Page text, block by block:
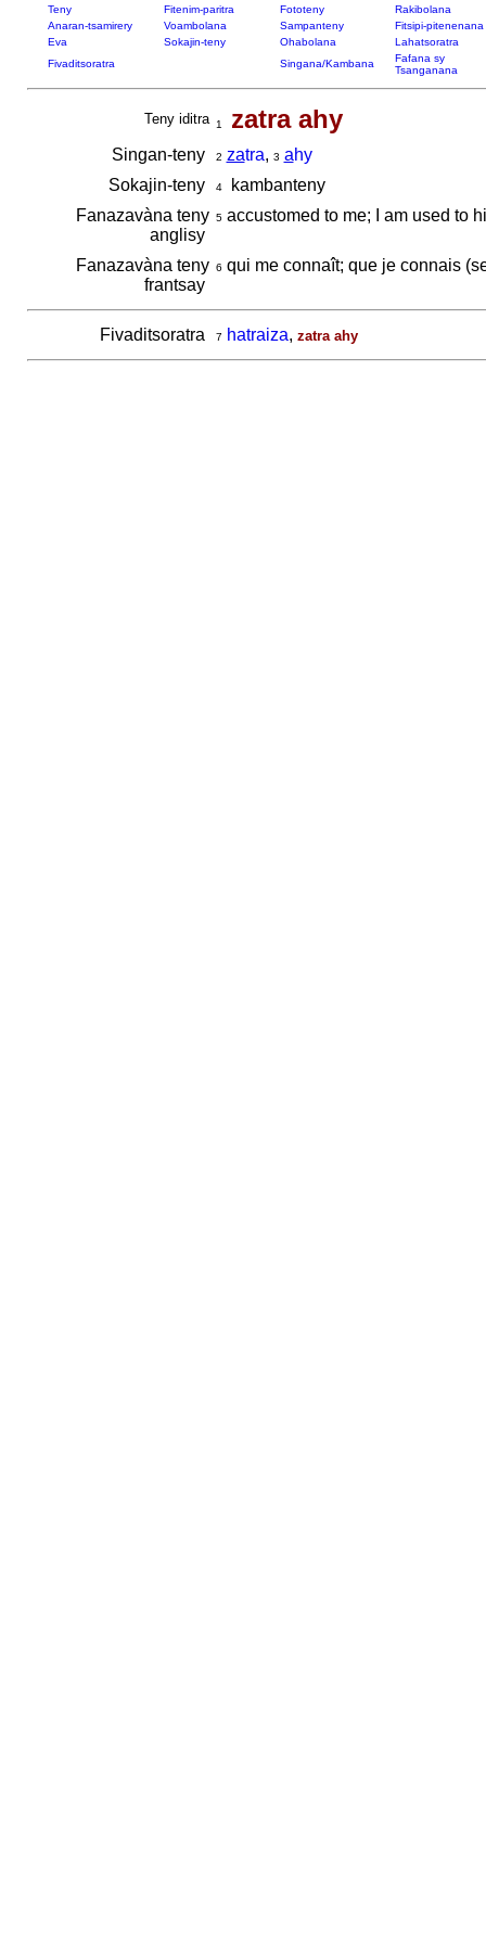
Teny Fitenim-paritra Fototeny
Rakibolana
Anaran-tsamirery
Voambolana Sampanteny
Fitsipi-pitenenana
Eva
Sokajin-teny Ohabolana
Lahatsoratra
Fivaditsoratra
Singana/Kambana
Fafana sy
Tsanganana
Teny iditra 1 zatra ahy
Singan-teny 2 zatra, 3 ahy
Sokajin-teny
4kambanteny
Fanazavàna teny
anglisy
5accustomed to me; I am used to
Fanazavàna teny
frantsay
6 qui me connaît; que je connais
Fivaditsoratra 7 hatraiza, zatra ahy